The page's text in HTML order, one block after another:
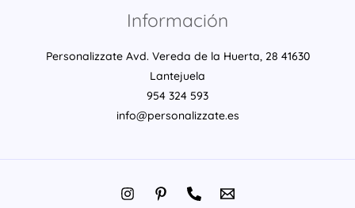
Información
Personalizzate Avd. Vereda de la Huerta, 28 41630
Lantejuela
954 324 593
info@personalizzate.es